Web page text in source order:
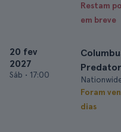
Restam
em breve
20 fev
2027
Sáb • 17:00
Foram
dias